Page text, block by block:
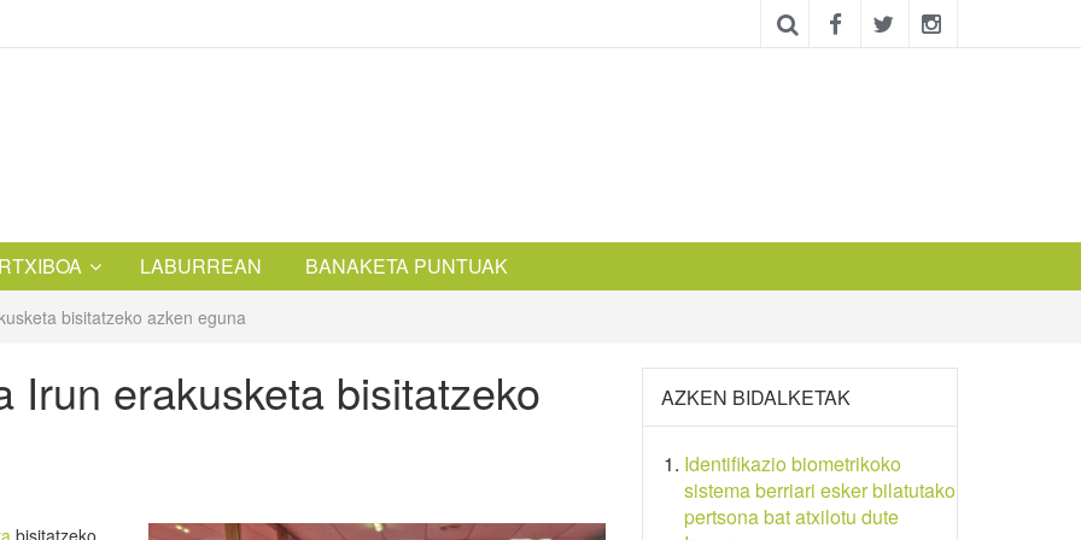
LABURREAN BANAKETA PUNTUAK
bisitatzeko azken eguna
Irun erakusketa bisitatzeko
bisitatzeko
AZKEN BIDALKETAK
Identifikazio biometrikoko
sistema berriari esker bilatutako
pertsona bat atxilotu dute